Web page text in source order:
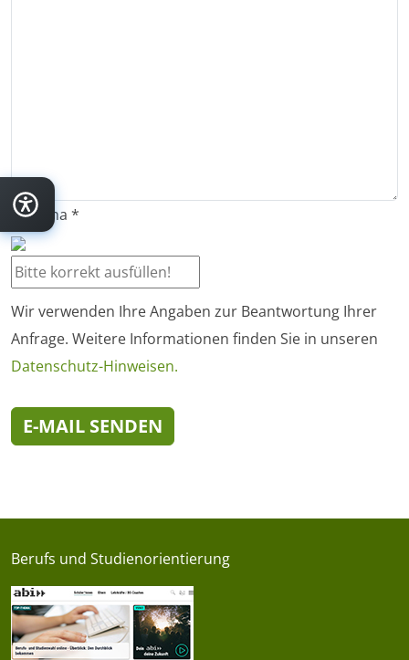
Captcha *
Wir verwenden Ihre Angaben zur Beantwortung Ihrer
Anfrage. Weitere Informationen finden Sie in unseren
Datenschutz-Hinweisen.
E-MAIL SENDEN
Berufs und Studienorientierung